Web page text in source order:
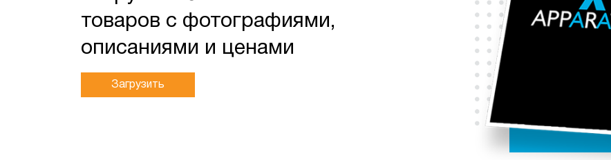
товаров с фотографиями,
описаниями и ценами
Загрузить